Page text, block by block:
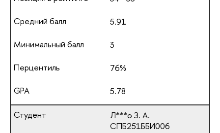
5.91
3
76%
5.78
Л***о З. А.
СПБ251ББИ006